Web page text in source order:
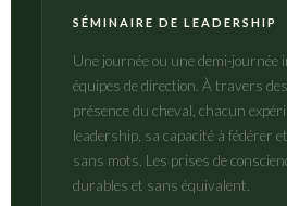
SÉMINAIRE DE LEADERSHIP
Une journée ou une demi-journée
équipes de direction. À travers
présence du cheval, chacun
leadership, sa capacité à fédérer
sans mots. Les prises de
durables et sans équivalent.